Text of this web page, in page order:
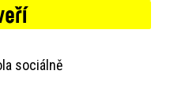
sociálně